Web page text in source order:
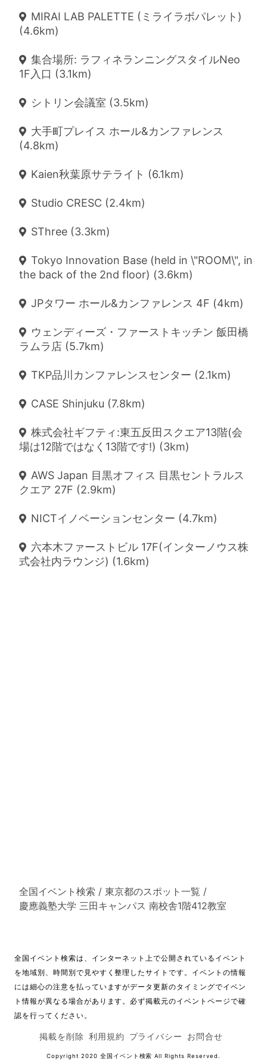
MIRAI LAB PALETTE (ミライラボパレット)
(4.6km)
集合場所: ラフィネランニングスタイルNeo
1F入口 (3.1km)
シトリン会議室 (3.5km)
大手町プレイス ホール&カンファレンス
(4.8km)
Kaien秋葉原サテライト (6.1km)
Studio CRESC (2.4km)
SThree (3.3km)
Tokyo Innovation Base (held in \"ROOM\", in
the back of the 2nd floor) (3.6km)
JPタワー ホール&カンファレンス 4F (4km)
ウェンディーズ・ファーストキッチン 飯田橋
ラムラ店 (5.7km)
TKP品川カンファレンスセンター (2.1km)
CASE Shinjuku (7.8km)
株式会社ギフティ:東五反田スクエア13階(会
場は12階ではなく13階です!) (3km)
AWS Japan 目黒オフィス 目黒セントラルス
クエア 27F (2.9km)
NICTイノベーションセンター (4.7km)
六本木ファーストビル 17F(インターノウス株
式会社内ラウンジ) (1.6km)
全国イベント検索 / 東京都のスポット一覧 /
慶應義塾大学 三田キャンパス 南校舎1階412教室
全国イベント検索は、インターネット上で公開されているイベント
を地域別、時間別で見やすく整理したサイトです。イベントの情報
には細心の注意を払っていますがデータ更新のタイミングでイベン
ト情報が異なる場合があります。必ず掲載元のイベントページで確
認を行ってください。
掲載を削除 利用規約 プライバシー お問合せ
Copyright 2020 全国イベント検索 All Rights Reserved.